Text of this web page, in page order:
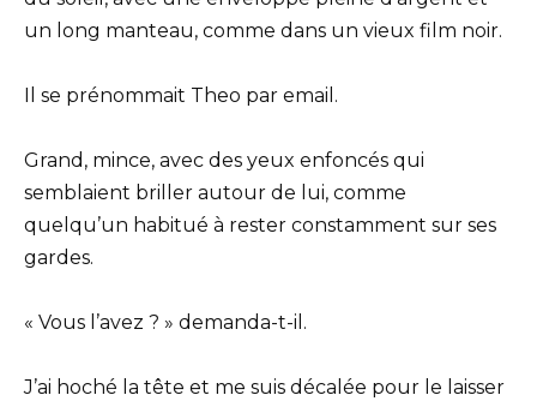
un long manteau, comme dans un vieux film noir.
Il se prénommait Theo par email.
Grand, mince, avec des yeux enfoncés qui
semblaient briller autour de lui, comme
quelqu’un habitué à rester constamment sur ses
gardes.
« Vous l’avez ? » demanda-t-il.
J’ai hoché la tête et me suis décalée pour le laisser